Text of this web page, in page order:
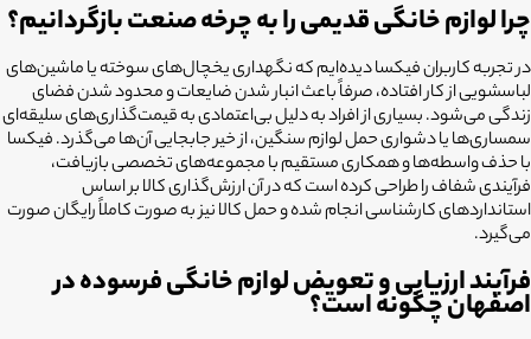
چرا لوازم خانگی قدیمی را به چرخه صنعت بازگردانیم؟
در تجربه کاربران فیکسا دیده‌ایم که نگهداری یخچال‌های سوخته یا ماشین‌های
لباسشویی از کار افتاده، صرفاً باعث انبار شدن ضایعات و محدود شدن فضای
زندگی می‌شود. بسیاری از افراد به دلیل بی‌اعتمادی به قیمت‌گذاری‌های سلیقه‌ای
سمساری‌ها یا دشواری حمل لوازم سنگین، از خیر جابجایی آن‌ها می‌گذرد. فیکسا
با حذف واسطه‌ها و همکاری مستقیم با مجموعه‌های تخصصی بازیافت،
فرآیندی شفاف را طراحی کرده است که در آن ارزش‌گذاری کالا بر اساس
استانداردهای کارشناسی انجام شده و حمل کالا نیز به صورت کاملاً رایگان صورت
می‌گیرد.
فرآیند ارزیابی و تعویض لوازم خانگی فرسوده در
اصفهان چگونه است؟